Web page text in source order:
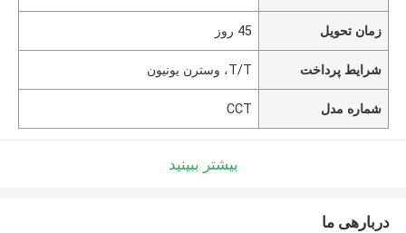
زمان تحویل 45 روز
شرایط پرداخت T/T، وسترن یونیون
شماره مدل CCT
بیشتر ببینید
دربارهی ما